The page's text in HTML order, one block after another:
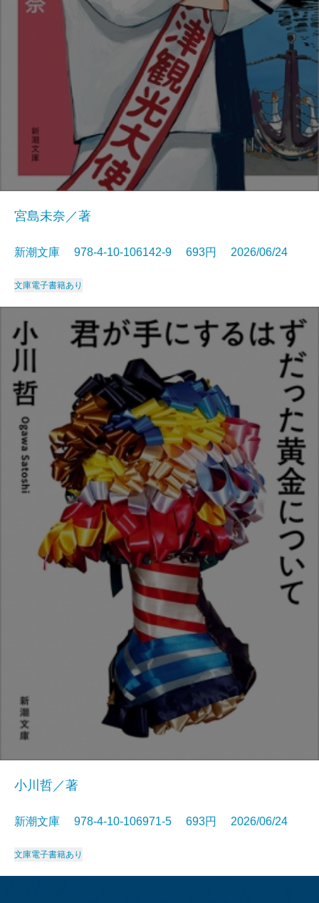
宮島未奈／著
新潮文庫 978-4-10-106142-9 693円 2026/06/24
文庫電子書籍あり
小川哲／著
新潮文庫 978-4-10-106971-5 693円 2026/06/24
文庫電子書籍あり